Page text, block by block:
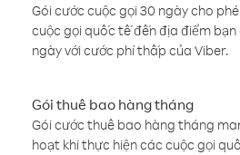
Gói cước cuộc gọi 30 ngày cho
cuộc gọi quốc tế đến địa điểm
ngày với cước phí thấp của Viber.
Gói thuê bao hàng tháng
Gói cước thuê bao hàng tháng
hoạt khi thực hiện các cuộc gọi